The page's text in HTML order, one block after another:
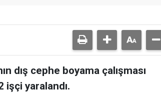
dış cephe boyama çalışması
işçi yaralandı.